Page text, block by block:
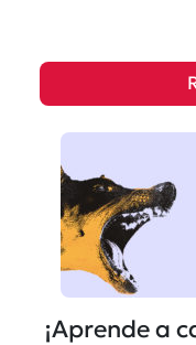
¡Aprende a